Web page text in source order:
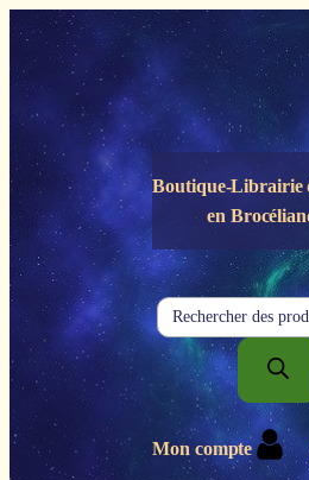
Panneau de gestion des cookies
Boutique-Librairie
en
Recherche
de
produits
Mon compte